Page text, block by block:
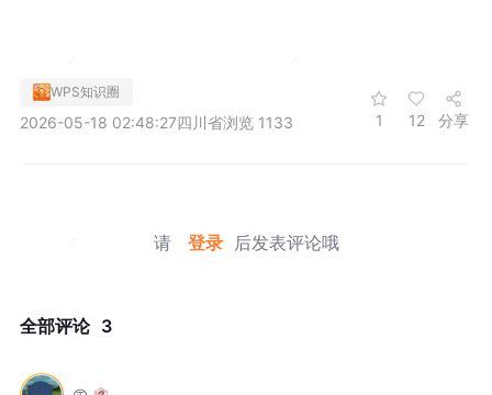
WPS知识圈
2026-05-18 02:48:27四川省浏览 1133 1 12 分享
请 登录 后发表评论哦
全部评论 3